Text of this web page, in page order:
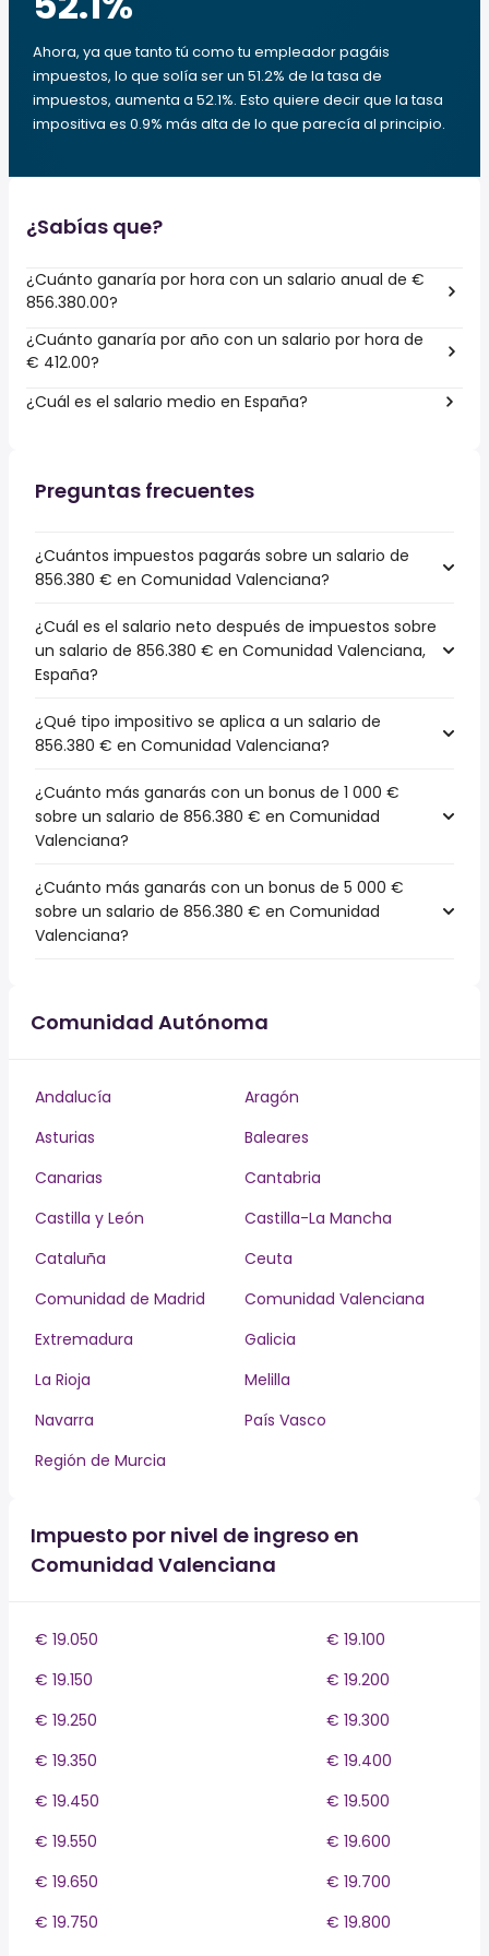
Ahora, ya que tanto tú como tu empleador pagáis
impuestos, lo que solía ser un 51.2% de la tasa de
impuestos, aumenta a 52.1%. Esto quiere decir que la tasa
impositiva es 0.9% más alta de lo que parecía al principio.
¿Sabías que?
¿Cuánto ganaría por hora con un salario anual de €
856.380.00?
¿Cuánto ganaría por año con un salario por hora de
€ 412.00?
¿Cuál es el salario medio en España?
Preguntas frecuentes
¿Cuántos impuestos pagarás sobre un salario de
856.380 € en Comunidad Valenciana?
¿Cuál es el salario neto después de impuestos sobre
un salario de 856.380 € en Comunidad Valenciana,
España?
¿Qué tipo impositivo se aplica a un salario de
856.380 € en Comunidad Valenciana?
¿Cuánto más ganarás con un bonus de 1 000 €
sobre un salario de 856.380 € en Comunidad
Valenciana?
¿Cuánto más ganarás con un bonus de 5 000 €
sobre un salario de 856.380 € en Comunidad
Valenciana?
Comunidad Autónoma
Andalucía
Aragón
Asturias
Baleares
Canarias
Cantabria
Castilla y León
Castilla-La Mancha
Cataluña
Ceuta
Comunidad de Madrid
Comunidad Valenciana
Extremadura
Galicia
La Rioja
Melilla
Navarra
País Vasco
Región de Murcia
Impuesto por nivel de ingreso en
Comunidad Valenciana
€ 19.050
€ 19.100
€ 19.150
€ 19.200
€ 19.250
€ 19.300
€ 19.350
€ 19.400
€ 19.450
€ 19.500
€ 19.550
€ 19.600
€ 19.650
€ 19.700
€ 19.750
€ 19.800